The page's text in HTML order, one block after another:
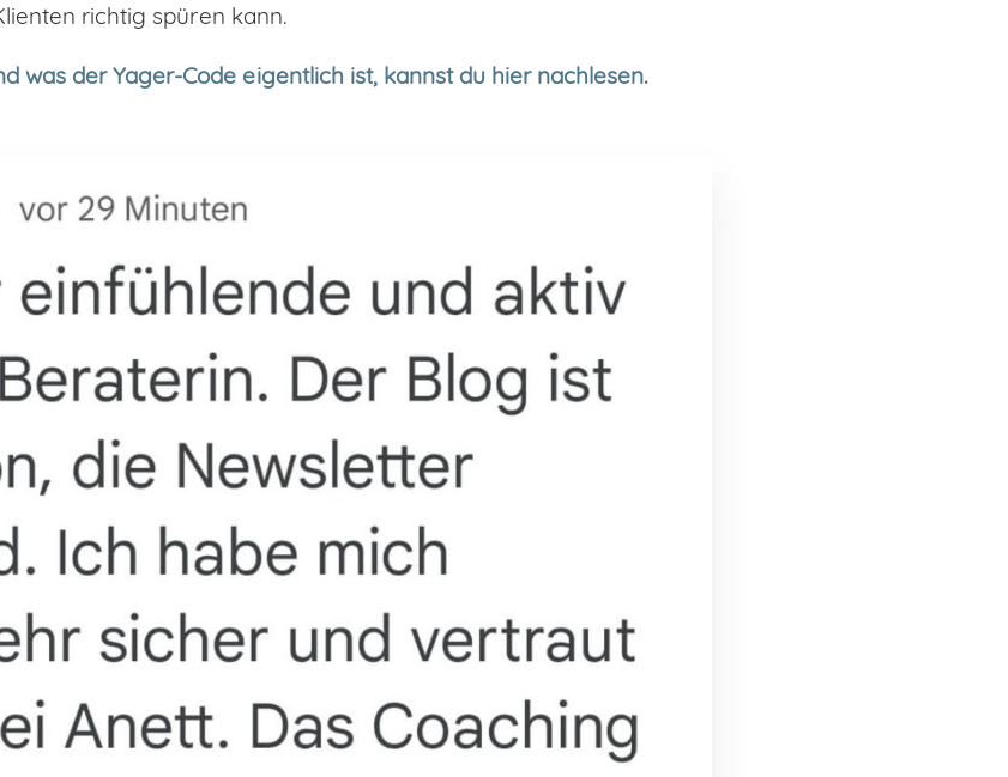
richtig spüren kann.
was der Yager-Code eigentlich ist, kannst du hier nachlesen.